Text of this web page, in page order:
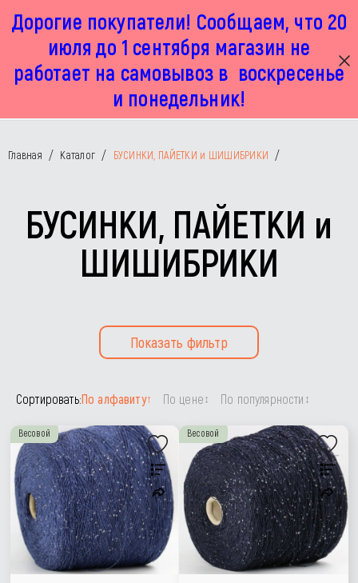
Дорогие покупатели! Сообщаем, что 20
июля до 1 сентября магазин не
работает на самовывоз в воскресенье
и понедельник!
г. Москва, Маленковская 32 стр 2А
пн-пт с 11:00 до 19:00, сб с 11:00 до 17:00
+7 925 449 67 92
Главная / Каталог / БУСИНКИ, ПАЙЕТКИ и ШИШИБРИКИ /
БУСИНКИ, ПАЙЕТКИ и
ШИШИБРИКИ
Показать фильтр
Сортировать:По алфавиту↑ По цене↕ По популярности ↕
Весовой Весовой